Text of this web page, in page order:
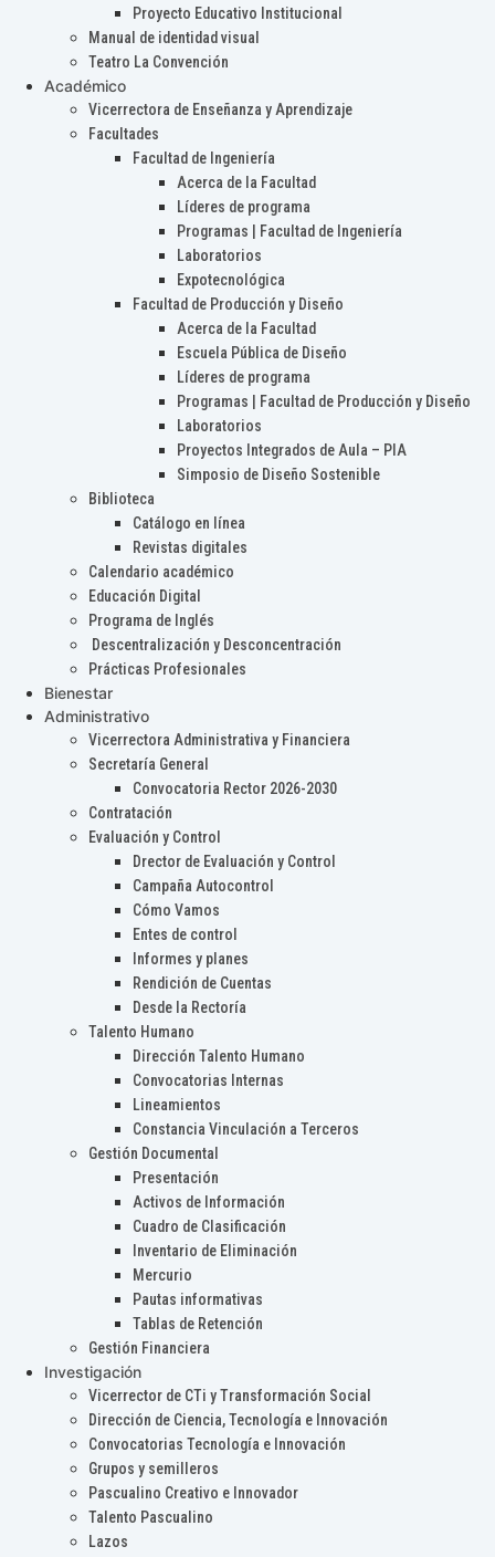
Proyecto Educativo Institucional
Manual de identidad visual
Teatro La Convención
Académico
Vicerrectora de Enseñanza y Aprendizaje
Facultades
Facultad de Ingeniería
Acerca de la Facultad
Líderes de programa
Programas | Facultad de Ingeniería
Laboratorios
Expotecnológica
Facultad de Producción y Diseño
Acerca de la Facultad
Escuela Pública de Diseño
Líderes de programa
Programas | Facultad de Producción y Diseño
Laboratorios
Proyectos Integrados de Aula – PIA
Simposio de Diseño Sostenible
Biblioteca
Catálogo en línea
Revistas digitales
Calendario académico
Educación Digital
Programa de Inglés
Descentralización y Desconcentración
Prácticas Profesionales
Bienestar
Administrativo
Vicerrectora Administrativa y Financiera
Secretaría General
Convocatoria Rector 2026-2030
Contratación
Evaluación y Control
Drector de Evaluación y Control
Campaña Autocontrol
Cómo Vamos
Entes de control
Informes y planes
Rendición de Cuentas
Desde la Rectoría
Talento Humano
Dirección Talento Humano
Convocatorias Internas
Lineamientos
Constancia Vinculación a Terceros
Gestión Documental
Presentación
Activos de Información
Cuadro de Clasificación
Inventario de Eliminación
Mercurio
Pautas informativas
Tablas de Retención
Gestión Financiera
Investigación
Vicerrector de CTi y Transformación Social
Dirección de Ciencia, Tecnología e Innovación
Convocatorias Tecnología e Innovación
Grupos y semilleros
Pascualino Creativo e Innovador
Talento Pascualino
Lazos